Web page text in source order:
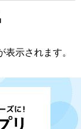
示されます。